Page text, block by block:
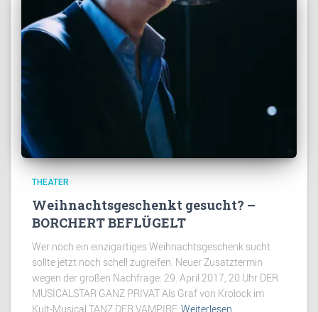
THEATER
Weihnachtsgeschenkt gesucht? –
BORCHERT BEFLÜGELT
Wer noch ein einzigartiges Weihnachtsgeschenk sucht
sollte jetzt noch schell zugreifen. Neuer Zusatztermin
wegen der großen Nachfrage: 29. April 2017, 20 Uhr DER
MUSICALSTAR GANZ PRIVAT Als Graf von Krolock im
Kult-Musical TANZ DER VAMPIRE Weiterlesen